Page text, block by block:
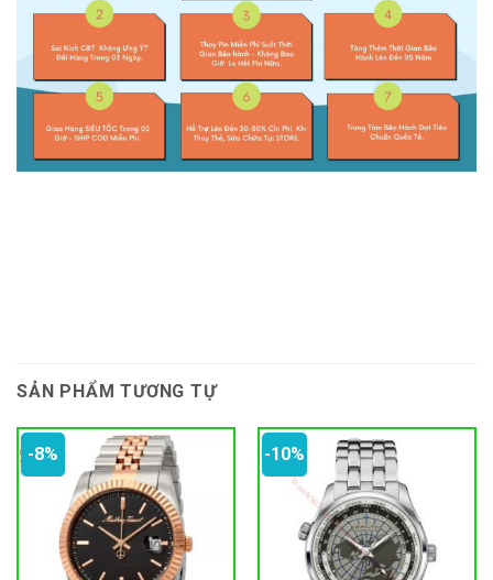
SẢN PHẨM TƯƠNG TỰ
-8% -10%